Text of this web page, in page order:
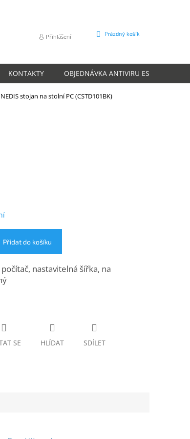
Přihlášení
NÁKUPNÍ
Prázdný košík
KONTAKTY OBJEDNÁVKA ANTIVIRU ESET
NEDIS stojan na stolní PC (CSTD101BK)
Přidat do košíku
nastavitelná šířka, na
SE HLÍDAT SDÍLET